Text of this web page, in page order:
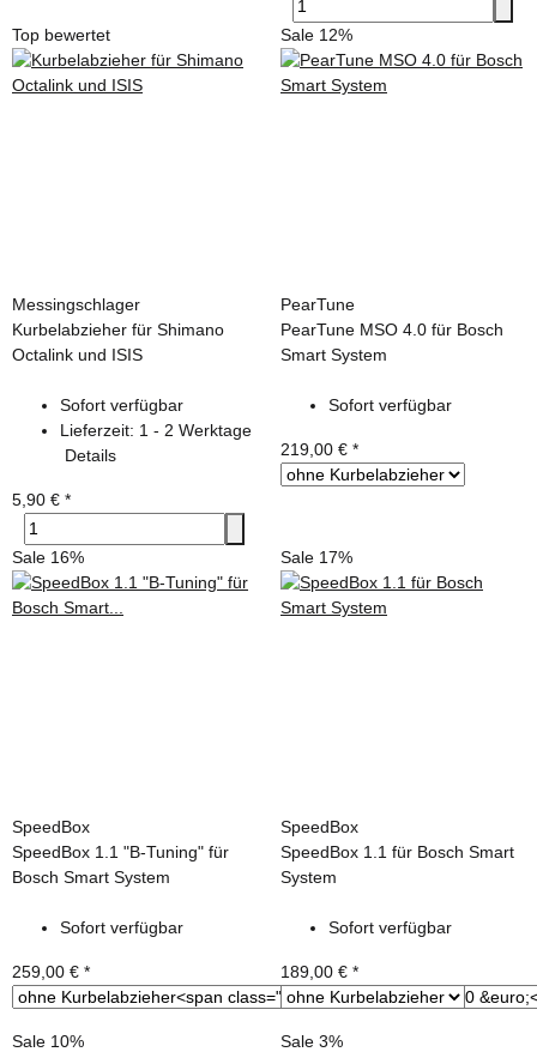
Top bewertet
Messingschlager
Kurbelabzieher für Shimano
Octalink und ISIS
Sofort verfügbar
Lieferzeit: 1 - 2 Werktage
Details
5,90 € *
Sale 12%
PearTune
PearTune MSO 4.0 für Bosch
Smart System
Sofort verfügbar
219,00 € *
Sale 16%
SpeedBox
SpeedBox 1.1 "B-Tuning" für
Bosch Smart System
Sofort verfügbar
259,00 € *
Sale 17%
SpeedBox
SpeedBox 1.1 für Bosch Smart
System
Sofort verfügbar
189,00 € *
Sale 10% Sale 3%